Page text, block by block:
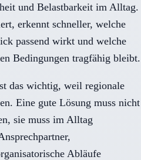
und Belastbarkeit im Alltag.
erkennt schneller, welche
passend wirkt und welche
Bedingungen tragfähig bleibt.
das wichtig, weil regionale
Eine gute Lösung muss nicht
sie muss im Alltag
Abläufe